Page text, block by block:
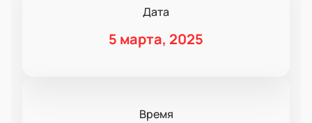
Дата
5 марта, 2025
Время